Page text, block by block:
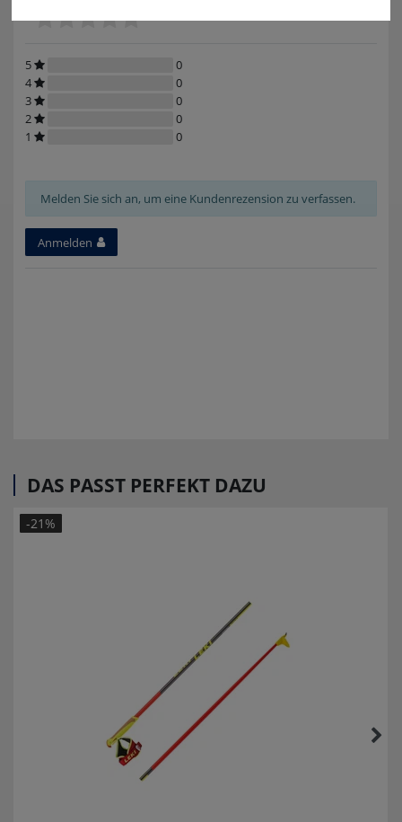
5
0
4
0
3
0
2
0
1
0
Melden Sie sich an, um eine Kundenrezension zu verfassen.
Anmelden
DAS PASST PERFEKT DAZU
-21%